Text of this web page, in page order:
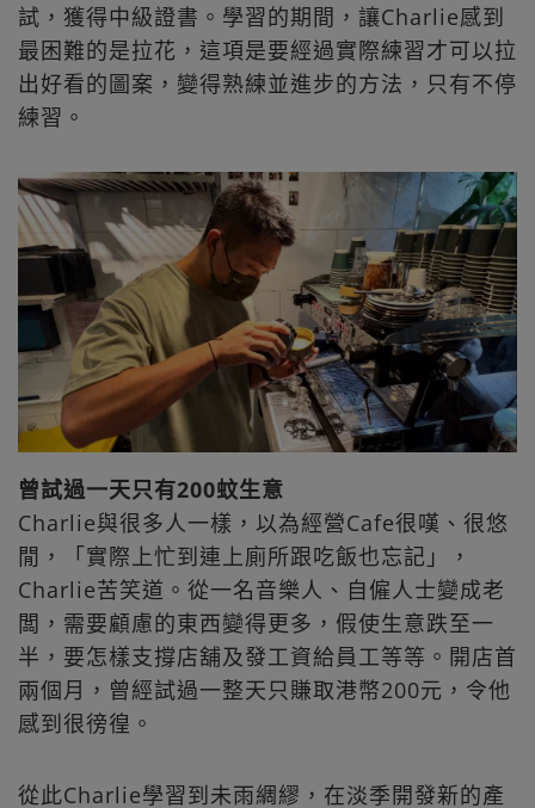
試，獲得中級證書。學習的期間，讓Charlie感到
最困難的是拉花，這項是要經過實際練習才可以拉
出好看的圖案，變得熟練並進步的方法，只有不停
練習。
曾試過一天只有200蚊生意
Charlie與很多人一樣，以為經營Cafe很嘆、很悠
閒，「實際上忙到連上廁所跟吃飯也忘記」，
Charlie苦笑道。從一名音樂人、自僱人士變成老
闆，需要顧慮的東西變得更多，假使生意跌至一
半，要怎樣支撐店舖及發工資給員工等等。開店首
兩個月，曾經試過一整天只賺取港幣200元，令他
感到很徬徨。
從此Charlie學習到未雨綢繆，在淡季開發新的產